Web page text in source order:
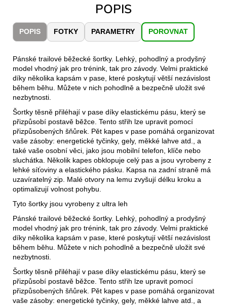
POPIS
POPIS FOTKY PARAMETRY POROVNAT
Pánské trailové běžecké šortky. Lehký, pohodlný a prodyšný
model vhodný jak pro trénink, tak pro závody. Velmi praktické
díky několika kapsám v pase, které poskytují větší nezávislost
během běhu. Můžete v nich pohodlně a bezpečně uložit své
nezbytnosti.
Šortky těsně přiléhají v pase díky elastickému pásu, který se
přizpůsobí postavě běžce. Tento střih lze upravit pomocí
přizpůsobených šňůrek. Pět kapes v pase pomáhá organizovat
vaše zásoby: energetické tyčinky, gely, měkké lahve atd., a
také vaše osobní věci, jako jsou mobilní telefon, klíče nebo
sluchátka. Několik kapes obklopuje celý pas a jsou vyrobeny z
lehké síťoviny a elastického pásku. Kapsa na zadní straně má
uzavíratelný zip. Malé otvory na lemu zvyšují délku kroku a
optimalizují volnost pohybu.
Tyto šortky jsou vyrobeny z ultra leh
Pánské trailové běžecké šortky. Lehký, pohodlný a prodyšný
model vhodný jak pro trénink, tak pro závody. Velmi praktické
díky několika kapsám v pase, které poskytují větší nezávislost
během běhu. Můžete v nich pohodlně a bezpečně uložit své
nezbytnosti.
Šortky těsně přiléhají v pase díky elastickému pásu, který se
přizpůsobí postavě běžce. Tento střih lze upravit pomocí
přizpůsobených šňůrek. Pět kapes v pase pomáhá organizovat
vaše zásoby: energetické tyčinky, gely, měkké lahve atd., a
FUTURA
1500
ML
379
Kč